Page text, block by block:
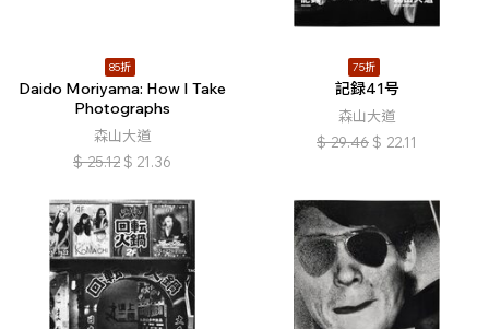
85折
Daido Moriyama: How I Take
Photographs
森山大道
$ 25.12 $ 21.36
75折
記録41号
森山大道
$ 29.46 $ 22.11